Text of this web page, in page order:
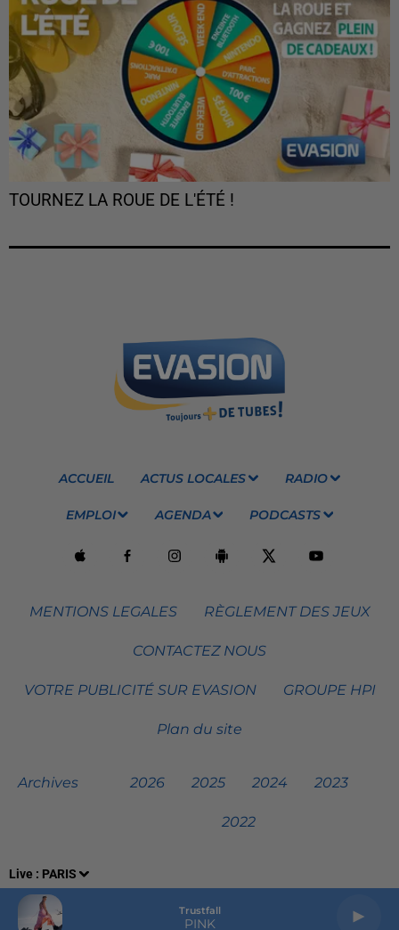
Live : PARIS
Trustfall
PINK
TOURNEZ LA ROUE DE L'ÉTÉ !
ACCUEIL ACTUS LOCALES RADIO
EMPLOI AGENDA PODCASTS
MENTIONS LEGALES RÈGLEMENT DES JEUX
CONTACTEZ NOUS
VOTRE PUBLICITÉ SUR EVASION GROUPE HPI
Plan du site
Archives 2026 2025 2024 2023
2022